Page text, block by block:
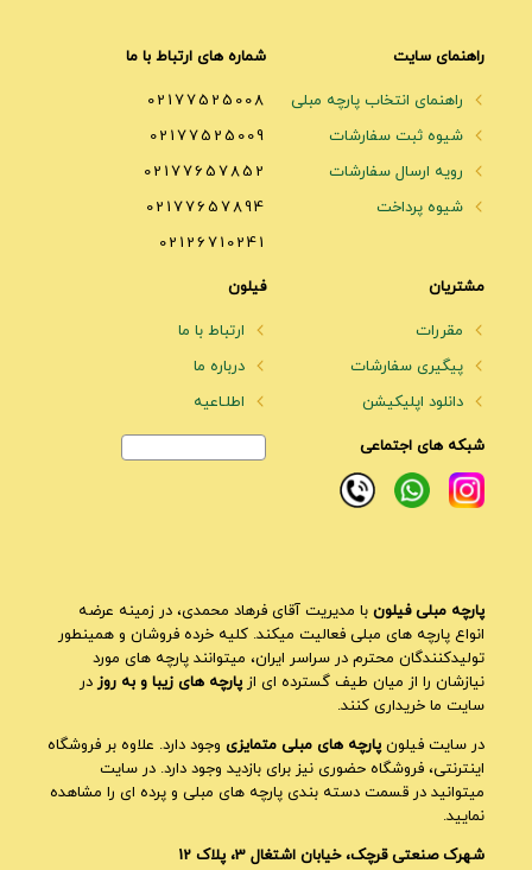
راهنمای سایت
راهنمای انتخاب پارچه مبلی
شیوه ثبت سفارشات
رویه ارسال سفارشات
شیوه پرداخت
شماره های ارتباط با ما
02177525008
02177525009
02177657852
02177657894
02126710241
مشتریان
مقررات
پیگیری سفارشات
دانلود اپلیکیشن
فیلون
ارتباط با ما
درباره ما
اطلـاعیه
شبکه های اجتماعی
پارچه مبلی فیلون با مدیریت آقای فرهاد محمدی، در زمینه عرضه
انواع پارچه های مبلی فعالیت میکند. کلیه خرده فروشان و همینطور
تولیدکنندگان محترم در سراسر ایران، میتوانند پارچه های مورد
نیازشان را از میان طیف گسترده ای ازپارچه های زیبا و به روز در
سایت ما خریداری کنند.
در سایت فیلونپارچه های مبلی متمایزی وجود دارد. علاوه بر فروشگاه
اینترنتی، فروشگاه حضوری نیز برای بازدید وجود دارد. در سایت
میتوانید در قسمت دسته بندی پارچه های مبلی و پرده ای را مشاهده
نمایید.
شهرک صنعتی قرچک، خیابان اشتغال 3، پلاک 12